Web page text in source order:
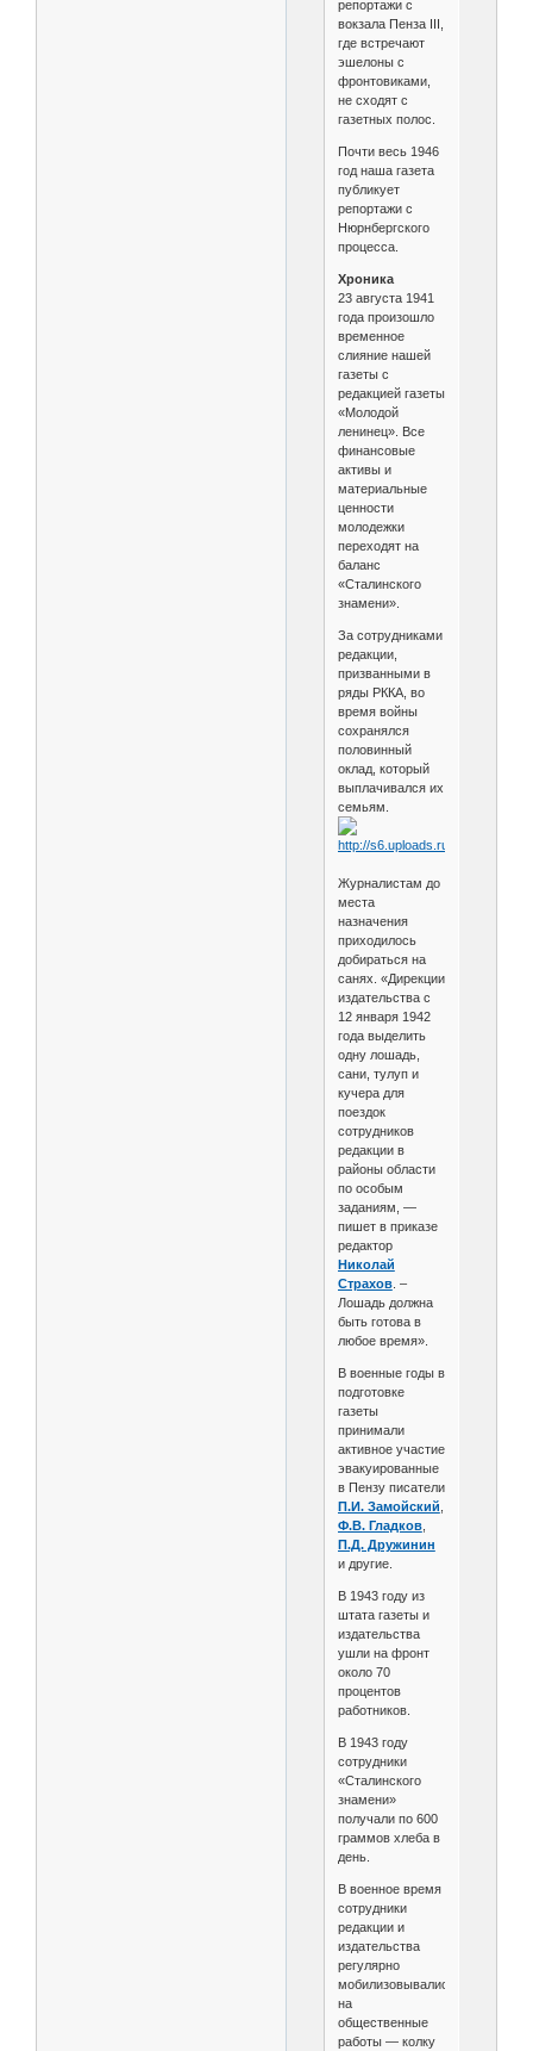
репортажи с
вокзала Пенза III,
где встречают
эшелоны с
фронтовиками,
не сходят с
газетных полос.
Почти весь 1946
год наша газета
публикует
репортажи с
Нюрнбергского
процесса.
Хроника
23 августа 1941
года произошло
временное
слияние нашей
газеты с
редакцией газеты
«Молодой
ленинец». Все
финансовые
активы и
материальные
ценности
молодежки
переходят на
баланс
«Сталинского
знамени».
За сотрудниками
редакции,
призванными в
ряды РККА, во
время войны
сохранялся
половинный
оклад, который
выплачивался их
семьям.
Журналистам до
места
назначения
приходилось
добираться на
санях. «Дирекции
издательства с
12 января 1942
года выделить
одну лошадь,
сани, тулуп и
кучера для
поездок
сотрудников
редакции в
районы области
по особым
заданиям, —
пишет в приказе
редактор
Николай
Страхов. –
Лошадь должна
быть готова в
любое время».
В военные годы в
подготовке
газеты
принимали
активное участие
эвакуированные
в Пензу писатели
П.И. Замойский
Ф.В. Гладков,
П.Д. Дружинин
и другие.
В 1943 году из
штата газеты и
издательства
ушли на фронт
около 70
процентов
работников.
В 1943 году
сотрудники
«Сталинского
знамени»
получали по 600
граммов хлеба в
день.
В военное время
сотрудники
редакции и
издательства
регулярно
мобилизовывались
на
общественные
работы — колку